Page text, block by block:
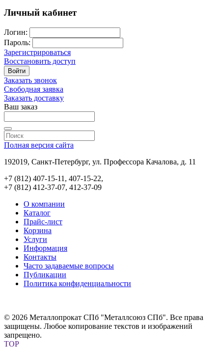
Личный кабинет
Логин:
Пароль:
Зарегистрироваться
Восстановить доступ
Войти
Заказать звонок
Свободная заявка
Заказать доставку
Ваш заказ
Полная версия сайта
192019, Санкт-Петербург, ул. Профессора Качалова, д. 11
+7 (812) 407-15-11, 407-15-22,
+7 (812) 412-37-07, 412-37-09
О компании
Каталог
Прайс-лист
Корзина
Услуги
Информация
Контакты
Часто задаваемые вопросы
Публикации
Политика конфиденциальности
© 2026 Металлопрокат СПб "Металлсоюз СПб". Все права
защищены. Любое копирование текстов и изображений
запрещено.
TOP